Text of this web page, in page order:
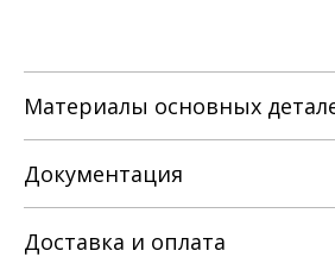
Материалы основных
Наименование детали
Документация
Доставка и оплата